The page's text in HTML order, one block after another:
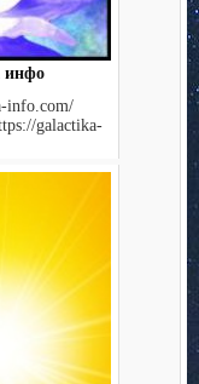
инфо
info.com/
galactika-